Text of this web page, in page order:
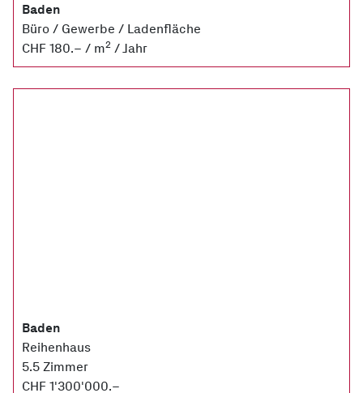
Baden
Büro / Gewerbe / Ladenfläche
CHF 180.– / m2 / Jahr
Baden
Reihenhaus
5.5 Zimmer
CHF 1'300'000.–